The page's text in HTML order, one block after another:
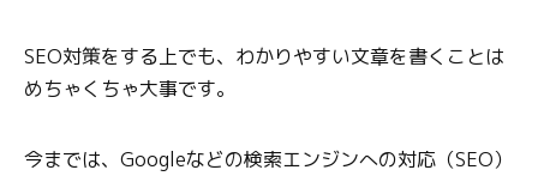
SEO対策をする上でも、わかりやすい文章を書くことは
めちゃくちゃ大事です。
今までは、Googleなどの検索エンジンへの対応（SEO）